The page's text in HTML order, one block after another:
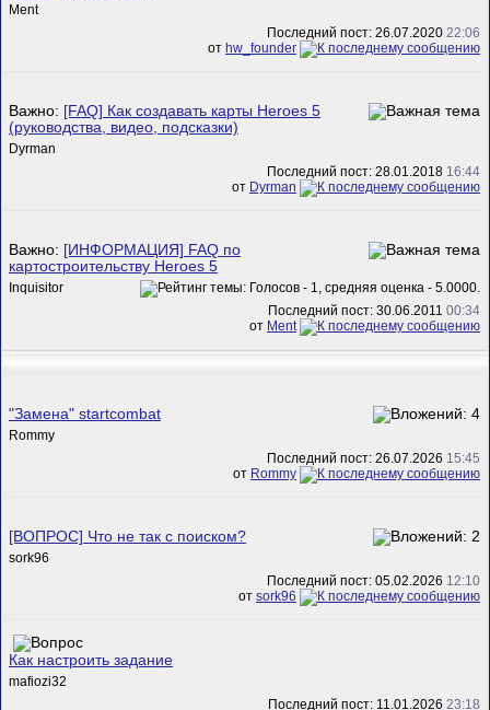
Ment
Последний пост: 26.07.2020 22:06
от hw_founder
Важно: [FAQ] Как создавать карты Heroes 5
(руководства, видео, подсказки)
Dyrman
Последний пост: 28.01.2018 16:44
от Dyrman
Важно: [ИНФОРМАЦИЯ] FAQ по
картостроительству Heroes 5
Inquisitor
Последний пост: 30.06.2011 00:34
от Ment
"Замена" startcombat
Rommy
Последний пост: 26.07.2026 15:45
от Rommy
[ВОПРОС] Что не так с поиском?
sork96
Последний пост: 05.02.2026 12:10
от sork96
Как настроить задание
mafiozi32
Последний пост: 11.01.2026 23:18